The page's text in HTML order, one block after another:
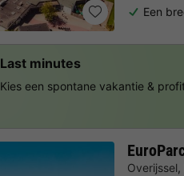
Een
Overijssel,
Last minutes
Kies een spontane vakantie &